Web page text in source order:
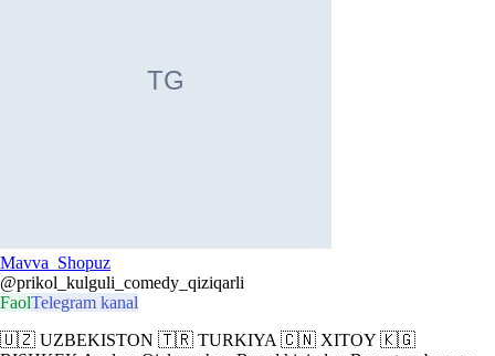
Mavva_Shopuz
@prikol_kulguli_comedy_qiziqarli
FaolTelegram kanal
🇺🇿 UZBEKISTON 🇹🇷 TURKIYA 🇨🇳 XITOY 🇰🇬